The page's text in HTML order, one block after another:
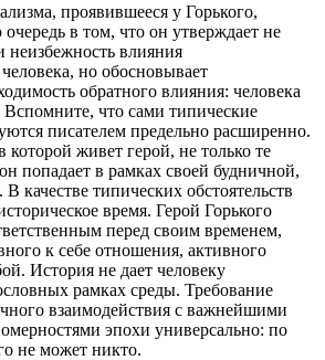
проявившееся у Горького,
очередь в том, что он утверждает не
неизбежность влияния
но обосновывает
обратного влияния: человека
Вспомните, что сами типические
писателем предельно расширенно.
которой живет герой, не только те
попадает в рамках своей будничной,
качестве типических обстоятельств
время. Герой Горького
перед своим временем,
к себе отношения, активного
История не дает человеку
рамках среды. Требование
взаимодействия с важнейшими
эпохи универсально: по
не может никто.